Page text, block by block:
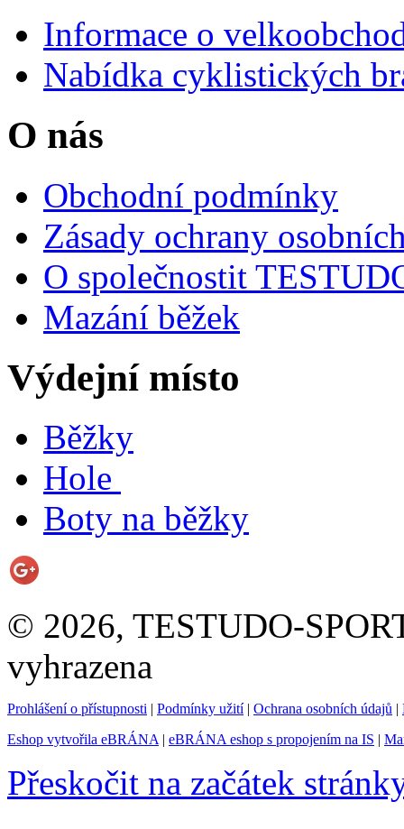
Informace o
Nabídka cyklistických
O nás
Obchodní podmínky
Zásady ochrany
O společnostit
Mazání běžek
Výdejní místo
Běžky
Hole
Boty na běžky
© 2026, TESTUDO-
vyhrazena
Prohlášení o přístupnosti | Podmínky užití| Ochrana osobních údajů |
Eshop vytvořila eBRÁNA| eBRÁNA eshop s propojením na IS |
Přeskočit na začátek